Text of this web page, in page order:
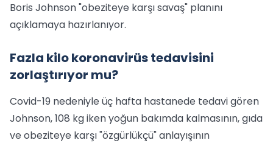
Boris Johnson "obeziteye karşı savaş" planını
açıklamaya hazırlanıyor.
Fazla kilo koronavirüs tedavisini
zorlaştırıyor mu?
Covid-19 nedeniyle üç hafta hastanede tedavi gören
Johnson, 108 kg iken yoğun bakımda kalmasının, gıda
ve obeziteye karşı "özgürlükçü" anlayışının